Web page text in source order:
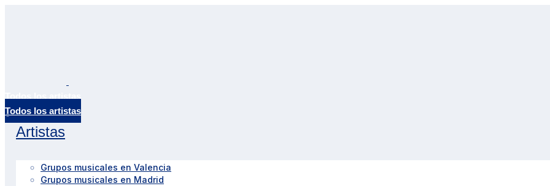
Artistas
Grupos musicales en Valencia
Grupos musicales en Madrid